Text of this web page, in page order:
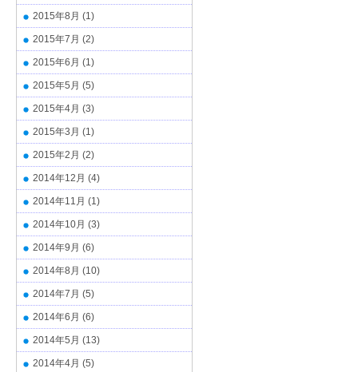
2015年8月 (1)
2015年7月 (2)
2015年6月 (1)
2015年5月 (5)
2015年4月 (3)
2015年3月 (1)
2015年2月 (2)
2014年12月 (4)
2014年11月 (1)
2014年10月 (3)
2014年9月 (6)
2014年8月 (10)
2014年7月 (5)
2014年6月 (6)
2014年5月 (13)
2014年4月 (5)